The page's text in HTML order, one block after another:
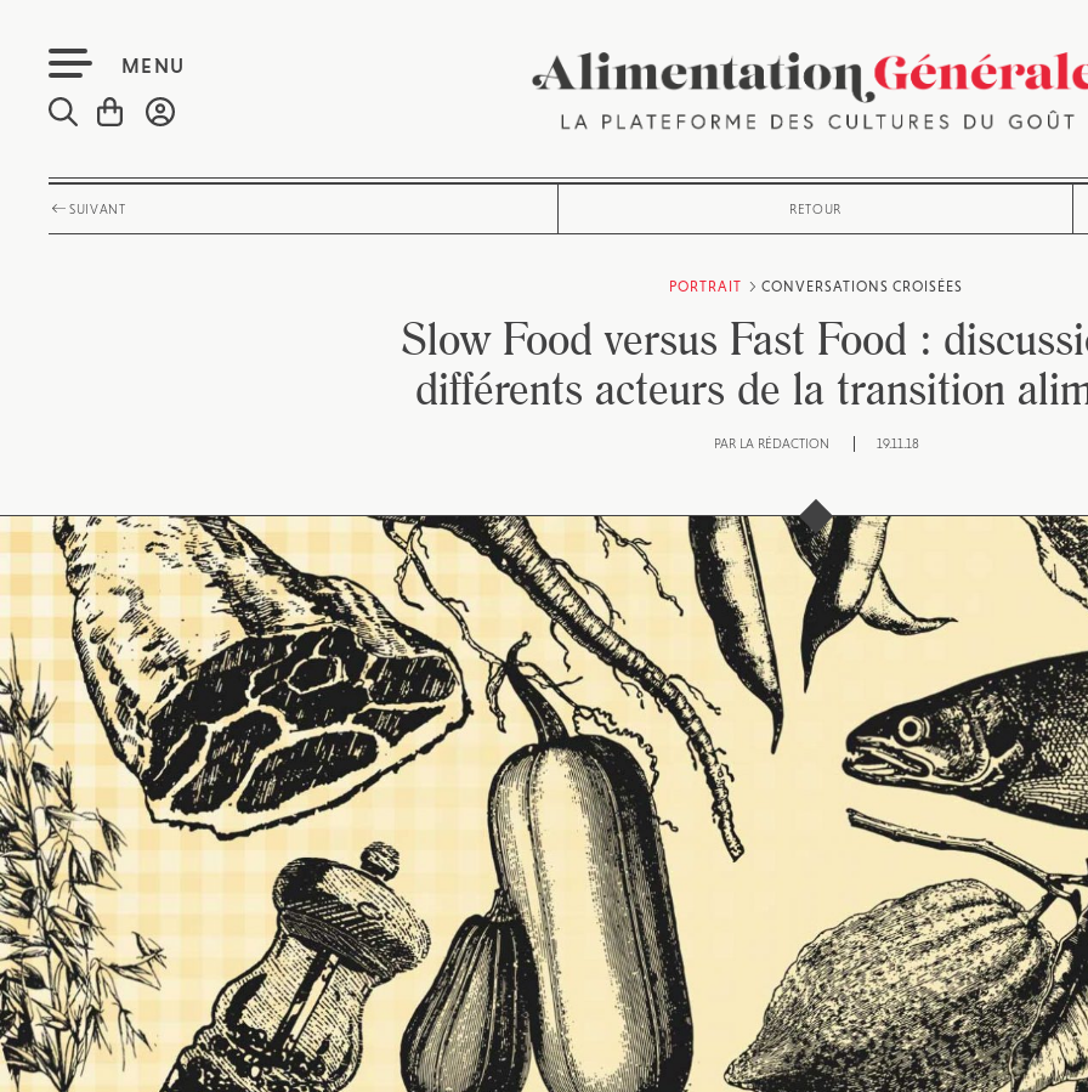
MENU
SUIVANT RETOUR
PORTRAIT CONVERSATIONS CROISÉES
Slow Food versus Fast Food :
différents acteurs de la transition
PAR LA RÉDACTION 19.11.18
JE M'INSCRIS À LA NEWSLETTER
Pour recevoir toutes les deux semaines notre lettre d’info
sélection d’articles …